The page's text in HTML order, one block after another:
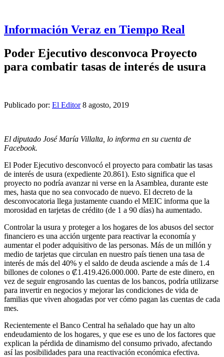
Información Veraz en Tiempo Real
Poder Ejecutivo desconvoca Proyecto
para combatir tasas de interés de usura
Publicado por: El Editor 8 agosto, 2019
El diputado José María Villalta, lo informa en su cuenta de
Facebook.
El Poder Ejecutivo desconvocó el proyecto para combatir las tasas
de interés de usura (expediente 20.861). Esto significa que el
proyecto no podría avanzar ni verse en la Asamblea, durante este
mes, hasta que no sea convocado de nuevo. El decreto de la
desconvocatoria llega justamente cuando el MEIC informa que la
morosidad en tarjetas de crédito (de 1 a 90 días) ha aumentado.
Controlar la usura y proteger a los hogares de los abusos del sector
financiero es una acción urgente para reactivar la economía y
aumentar el poder adquisitivo de las personas. Más de un millón y
medio de tarjetas que circulan en nuestro país tienen una tasa de
interés de más del 40% y el saldo de deuda asciende a más de 1.4
billones de colones o ₡1.419.426.000.000. Parte de este dinero, en
vez de seguir engrosando las cuentas de los bancos, podría utilizarse
para invertir en negocios y mejorar las condiciones de vida de
familias que viven ahogadas por ver cómo pagan las cuentas de cada
mes.
Recientemente el Banco Central ha señalado que hay un alto
endeudamiento de los hogares, y que ese es uno de los factores que
explican la pérdida de dinamismo del consumo privado, afectando
así las posibilidades para una reactivación económica efectiva.